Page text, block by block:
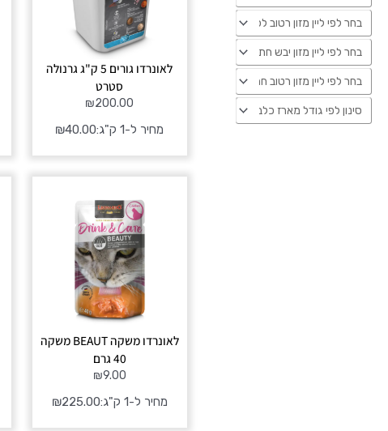
לאונרדו גורים 5 ק"ג גרנולה
סטרט
₪200.00
מחיר ל-1 ק"ג: ₪40.00
לאונרדו משקה BEAUT משקה
40 גרם
₪9.00
מחיר ל-1 ק"ג: ₪225.00